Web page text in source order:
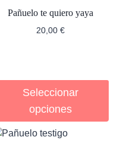
Pañuelo te quiero yaya
20,00 €
Seleccionar
opciones